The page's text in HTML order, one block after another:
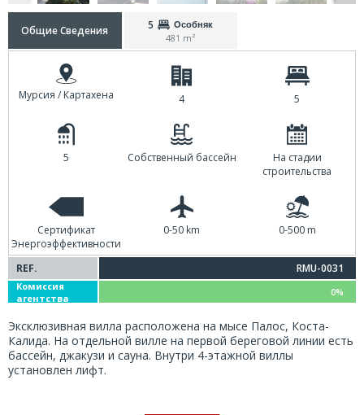
Общие Сведения 5 Особняк
481 m²
Мурсия / Картахена 4 5
5 Собственный бассейн
На стадии
строительства
Сертификат
Энергоэффективности
0-50 km 0-500 m
REF. RMU-0031
Комиссия
агентства
0%
Эксклюзивная вилла расположена на мысе Палос, Коста-
Калида. На отдельной вилле на первой береговой линии есть
бассейн, джакузи и сауна. Внутри 4-этажной виллы
установлен лифт.